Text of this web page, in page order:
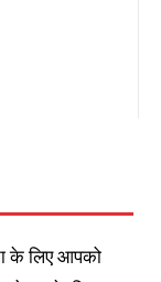
के लिए आपको